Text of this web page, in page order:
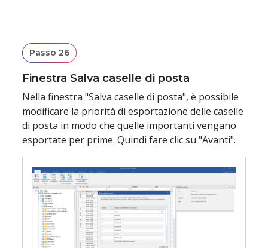
Passo 26
Finestra Salva caselle di posta
Nella finestra "Salva caselle di posta", è possibile
modificare la priorità di esportazione delle caselle
di posta in modo che quelle importanti vengano
esportate per prime. Quindi fare clic su "Avanti".